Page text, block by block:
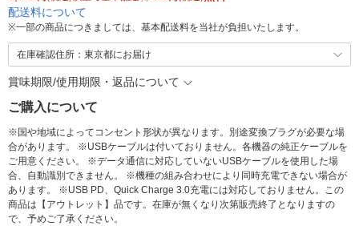
配送料について
※一部の商品につきましては、基本配送料を当社が負担いたします。
在庫確認住所：東京都にお届け
賞味期限/使用期限・返品について
ご購入について
※国や地域によってコンセント形状が異なります。別途変換プラグが必要な場
合があります。 ※USBケーブルは付いておりません。各機器の純正ケーブルを
ご用意ください。 ※データ通信に対応していないUSBケーブルを使用した場
合、自動識別できません。 ※機種の組み合わせにより同時充電できない場合が
あります。 ※USB PD、Quick Charge 3.0充電には対応しておりません。この
商品は【アウトレット】品です。在庫が無くなり次第販売終了となりますの
で、予めご了承ください。